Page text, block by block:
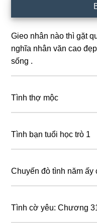
Sidebar
Gieo nhân nào thì gặt
nghĩa nhân văn cao
sống .
Tình thợ mộc
Tình bạn tuổi học trò 1
Chuyến đò tình năm
Tình cờ yêu: Chương